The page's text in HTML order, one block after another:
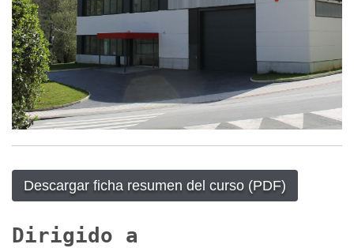
Descargar ficha resumen del curso (PDF)
Dirigido a